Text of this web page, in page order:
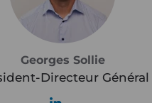
Georges Sollie
Directeur Général